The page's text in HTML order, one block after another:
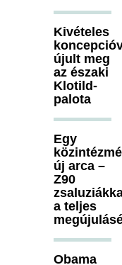
Kivételes
újult meg
az északi
Klotild-
palota
Egy
új arca –
Z90
a teljes
Obama